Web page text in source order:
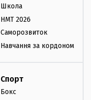
Школа
НМТ 2026
Саморозвиток
Навчання за кордоном
Спорт
Бокс